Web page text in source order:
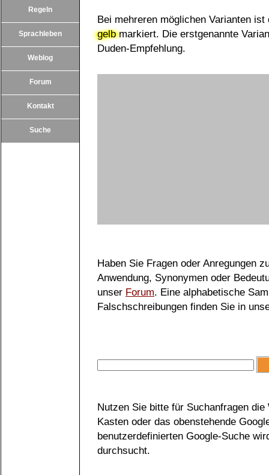
Regeln
Sprachleben
Weblog
Forum
Kontakt
Suche
Bei mehreren möglichen Varianten
gelbmarkiert. Die erstgenannte
Duden-Empfehlung.
Haben Sie Fragen oder Anregungen
Anwendung, Synonymen oder
unser Forum. Eine alphabetische
Falschschreibungen finden Sie in
Nutzen Sie bitte für Suchanfragen
Kasten oder das obenstehende
benutzerdefinierten Google-Suche
durchsucht.